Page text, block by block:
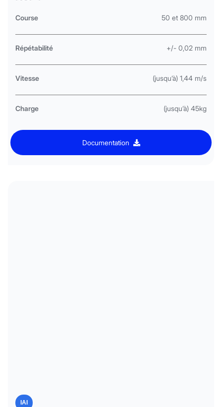
Course 50 et 800 mm
Répétabilité +/- 0,02 mm
Vitesse (jusqu’à) 1,44 m/s
Charge (jusqu’à) 45kg
Documentation
IAI